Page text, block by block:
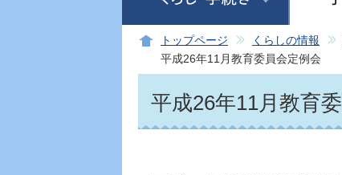
トップページ くらしの情報
平成26年11月教育委員会定例会
平成26年11月教育